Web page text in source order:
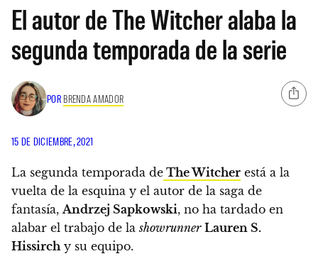
El autor de The Witcher alaba la
segunda temporada de la serie
POR BRENDA AMADOR
15 DE DICIEMBRE, 2021
La segunda temporada de The Witcher está a la
vuelta de la esquina y el autor de la saga de
fantasía, Andrzej Sapkowski, no ha tardado en
alabar el trabajo de lashowrunner Lauren S.
Hissirch y su equipo.